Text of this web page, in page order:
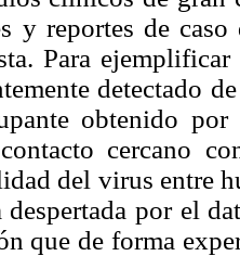
y reportes de
Para
detectado
obtenido
cercano
del virus entre
despertada por el
que de forma